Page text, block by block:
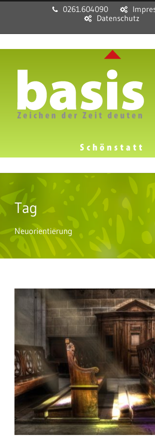
0261.604090
Datenschutz
Tag
Neuorientierung